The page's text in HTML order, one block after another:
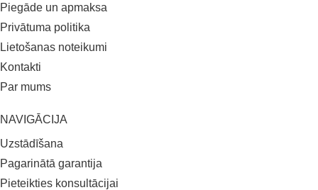
NAVIGĀCIJA
Uzstādīšana
Pagarinātā garantija
Pieteikties konsultācijai
Piegāde un apmaksa
Privātuma politika
Lietošanas noteikumi
Kontakti
Par mums